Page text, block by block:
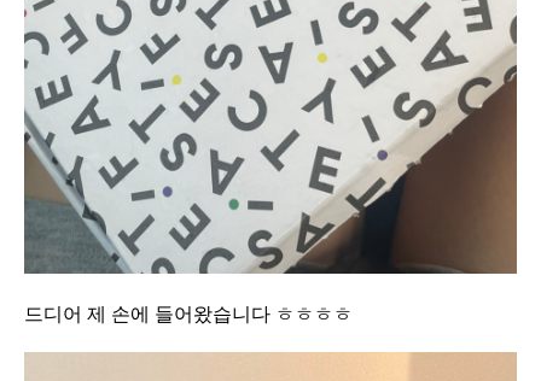
드디어 제 손에 들어왔습니다 ㅎㅎㅎㅎ